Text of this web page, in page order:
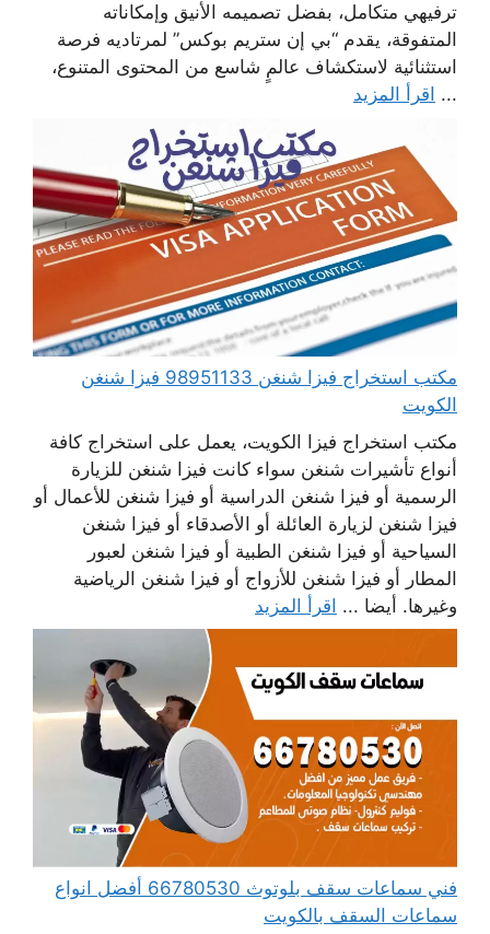
ترفيهي متكامل، بفضل تصميمه الأنيق وإمكاناته
المتفوقة، يقدم “بي إن ستريم بوكس” لمرتاديه فرصة
استثنائية لاستكشاف عالمٍ شاسع من المحتوى المتنوع،
... اقرأ المزيد
مكتب استخراج فيزا شنغن 98951133 فيزا شنغن
الكويت
مكتب استخراج فيزا الكويت، يعمل على استخراج كافة
أنواع تأشيرات شنغن سواء كانت فيزا شنغن للزيارة
الرسمية أو فيزا شنغن الدراسية أو فيزا شنغن للأعمال أو
فيزا شنغن لزيارة العائلة أو الأصدقاء أو فيزا شنغن
السياحية أو فيزا شنغن الطبية أو فيزا شنغن لعبور
المطار أو فيزا شنغن للأزواج أو فيزا شنغن الرياضية
وغيرها. أيضا ... اقرأ المزيد
فني سماعات سقف بلوتوث 66780530 أفضل انواع
سماعات السقف بالكويت